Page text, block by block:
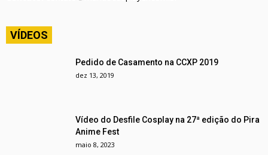
VÍDEOS
Pedido de Casamento na CCXP 2019
dez 13, 2019
Vídeo do Desfile Cosplay na 27ª edição do Pira
Anime Fest
maio 8, 2023